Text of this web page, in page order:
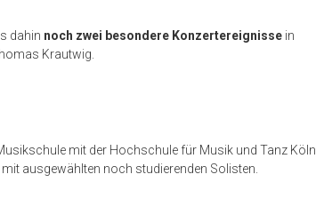
dahin noch zwei besondere Konzertereignisse in
Krautwig.
mit der Hochschule für Musik und Tanz Köln,
ausgewählten noch studierenden Solisten.